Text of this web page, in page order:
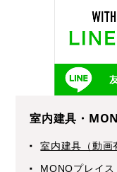
室内建具・
室内建具（動画
MONOプレイス